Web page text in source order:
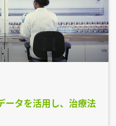
ータを活用し、治療法